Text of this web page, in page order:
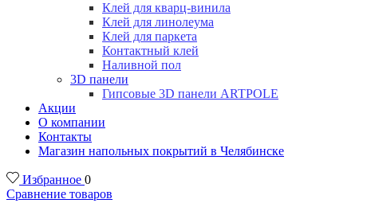
Клей для кварц-винила
Клей для линолеума
Клей для паркета
Контактный клей
Наливной пол
3D панели
Гипсовые 3D панели ARTPOLE
Акции
О компании
Контакты
Магазин напольных покрытий в Челябинске
Избранное 0
Сравнение товаров